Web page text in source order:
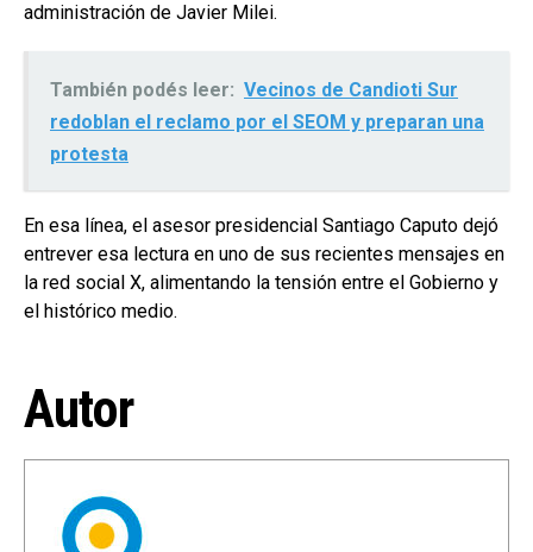
administración de Javier Milei.
También podés leer: Vecinos de Candioti Sur
redoblan el reclamo por el SEOM y preparan una
protesta
En esa línea, el asesor presidencial Santiago Caputo dejó
entrever esa lectura en uno de sus recientes mensajes en
la red social X, alimentando la tensión entre el Gobierno y
el histórico medio.
Autor